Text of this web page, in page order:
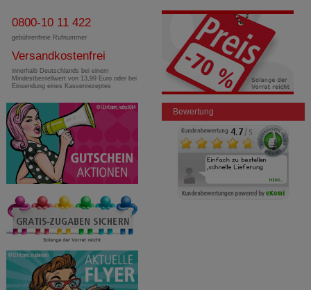
0800-10 11 422
gebührenfreie Rufnummer
Versandkostenfrei
innerhalb Deutschlands bei einem
Mindestbestellwert von 13,99 Euro oder bei
Einsendung eines Kassenrezeptes
Bewertung